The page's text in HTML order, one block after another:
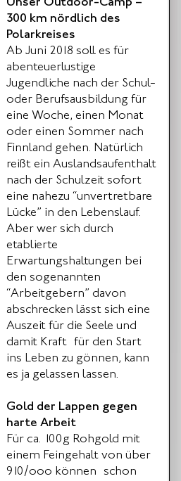
Unser Outdoor-Camp –
300 km nördlich des
Polarkreises
Ab Juni 2018 soll es für
abenteuerlustige
Jugendliche nach der Schul-
oder Berufsausbildung für
eine Woche, einen Monat
oder einen Sommer nach
Finnland gehen. Natürlich
reißt ein Auslandsaufenthalt
nach der Schulzeit sofort
eine nahezu “unvertretbare
Lücke” in den Lebenslauf.
Aber wer sich durch
etablierte
Erwartungshaltungen bei
den sogenannten
“Arbeitgebern” davon
abschrecken lässt sich eine
Auszeit für die Seele und
damit Kraft für den Start
ins Leben zu gönnen, kann
es ja gelassen lassen.
Gold der Lappen gegen
harte Arbeit
Für ca. 100g Rohgold mit
einem Feingehalt von über
910/ooo können schon